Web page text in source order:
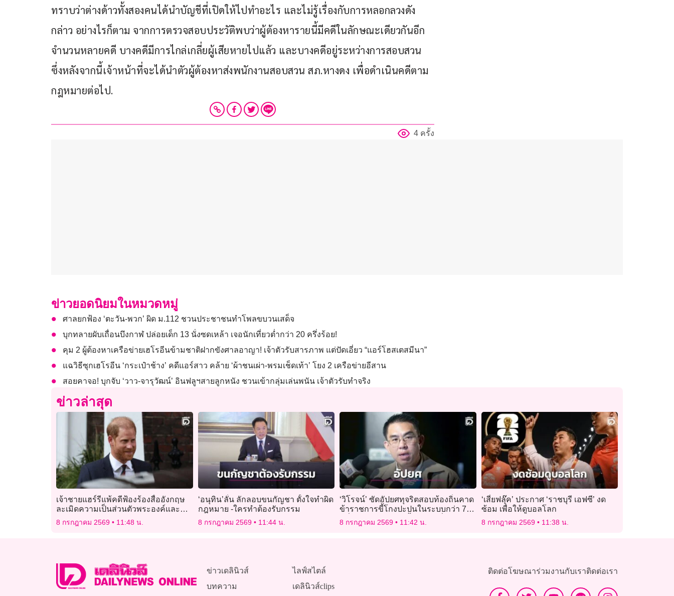
ทราบว่าต่างด้าวทั้งสองคนได้นำบัญชีที่เปิดให้ไปทำอะไร และไม่รู้เรื่องกับการหลอกลวงดัง
กล่าว อย่างไรก็ตาม จากการตรวจสอบประวัติพบว่าผู้ต้องหารายนี้มีคดีในลักษณะเดียวกันอีก
จำนวนหลายคดี บางคดีมีการไกล่เกลี่ยผู้เสียหายไปแล้ว และบางคดีอยู่ระหว่างการสอบสวน
ซึ่งหลังจากนี้เจ้าหน้าที่จะได้นำตัวผู้ต้องหาส่งพนักงานสอบสวน สภ.หางดง เพื่อดำเนินคดีตาม
กฎหมายต่อไป.
4 ครั้ง
ข่าวยอดนิยมในหมวดหมู่
ศาลยกฟ้อง ‘ตะวัน-พวก’ ผิด ม.112 ชวนประชาชนทำโพลขบวนเสด็จ
บุกทลายผับเถื่อนบึงกาฬ ปล่อยเด็ก 13 นั่งซดเหล้า เจอนักเที่ยวต่ำกว่า 20 ครึ่งร้อย!
คุม 2 ผู้ต้องหาเครือข่ายเฮโรอีนข้ามชาติฝากขังศาลอาญา! เจ้าตัวรับสารภาพ แต่ปัดเอี่ยว “แอร์โฮสเตสมีนา”
แฉวิธีซุกเฮโรอีน ‘กระเป๋าช้าง’ คดีแอร์สาว คล้าย ‘ผ้าชนเผ่า-พรมเช็ดเท้า’ โยง 2 เครือข่ายอีสาน
สอยคาจอ! บุกจับ ‘วาว-จารุวัฒน์’ อินฟลูฯสายลูกหนัง ชวนเข้ากลุ่มเล่นพนัน เจ้าตัวรับทำจริง
ข่าวล่าสุด
เจ้าชายแฮร์รีแพ้คดีฟ้องร้องสื่ออังกฤษ
ละเมิดความเป็นส่วนตัวพระองค์และ
ครอบครัว
8 กรกฎาคม 2569 11:48 น.
​​‘อนุทิน’ลั่น ลักลอบขนกัญชา ตั้งใจทำผิด
กฎหมาย -ใครทำต้องรับกรรม
8 กรกฎาคม 2569 11:44 น.
‘วิโรจน์’ ซัดอัปยศทุจริตสอบท้องถิ่นคาด
ข้าราชการขี้โกงปะปนในระบบกว่า 7
หมื่นคน รัฐแบกค่าเลี้ยงดู 4 หมื่นล้าน
8 กรกฎาคม 2569 11:42 น.
‘เสี่ยฟลุ๊ค’ ประกาศ ‘ราชบุรี เอฟซี’ งด
ซ้อม เพื่อให้ดูบอลโลก
8 กรกฎาคม 2569 11:38 น.
ข่าวเดลินิวส์
บทความ
ไลฟ์สไตล์
เดลินิวส์clips
ติดต่อโฆษณาร่วมงานกับเราติดต่อเรา